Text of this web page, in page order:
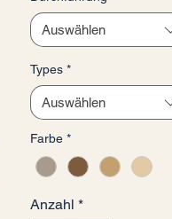
Auswählen
Types *
Auswählen
Farbe *
Anzahl *